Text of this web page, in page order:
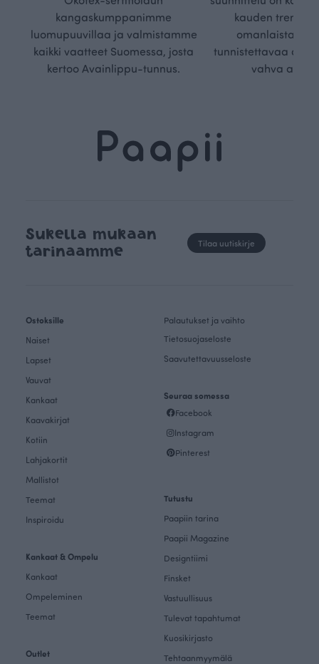
kangaskumppanimme
luomupuuvillaa ja valmistamme
kaikki vaatteet Suomessa, josta
kertoo Avainlippu-tunnus.
kauden
omanlaista,
tunnistettavaa
vahva
Sukella mukaan
tarinaamme
Tilaa uutiskirje
Ostoksille
Naiset
Lapset
Vauvat
Kankaat
Kaavakirjat
Kotiin
Lahjakortit
Mallistot
Teemat
Inspiroidu
Kankaat & Ompelu
Kankaat
Ompeleminen
Teemat
Outlet
Palautukset ja vaihto
Tietosuojaseloste
Saavutettavuusseloste
Seuraa somessa
Facebook
Instagram
Pinterest
Tutustu
Paapiin tarina
Paapii Magazine
Designtiimi
Finsket
Vastuullisuus
Tulevat tapahtumat
Kuosikirjasto
Tehtaanmyymälä